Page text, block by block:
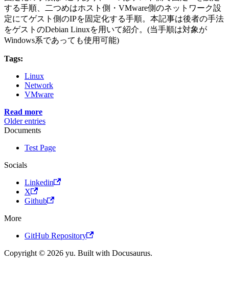
する手順、二つめはホスト側・VMware側のネットワーク設
定にてゲスト側のIPを固定化する手順。本記事は後者の手法
をゲストのDebian Linuxを用いて紹介。(当手順は対象が
Windows系であっても使用可能)
Tags:
Linux
Network
VMware
Read more
Older entries
Documents
Test Page
Socials
Linkedin
X
Github
More
GitHub Repository
Copyright © 2026 yu. Built with Docusaurus.